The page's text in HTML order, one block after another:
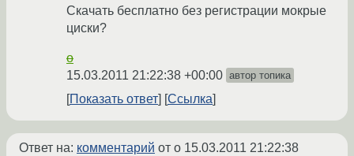
Скачать бесплатно без регистрации мокрые
циски?
o
15.03.2011 21:22:38 +00:00 автор топика
Показать ответ Ссылка
Ответ на: комментарий от o 15.03.2011 21:22:38